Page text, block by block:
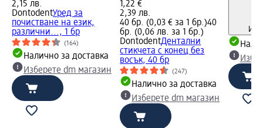
2,15 лв.
DontodentУред за
почистване на език,
различни..., 1 бр
(164)
Налично за доставка
Изберете dm магазин
1,22 €
2,39 лв.
40 бр. (0,03 € за 1 бр.)40
бр. (0,06 лв. за 1 бр.)
DontodentДентални
стикчета с конец без
восък, 40 бр
(247)
Налично за доставка
Изберете dm магазин